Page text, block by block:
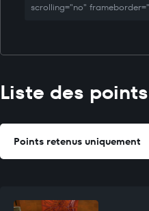
scrolling="no"
Liste des
Points retenus uniquement